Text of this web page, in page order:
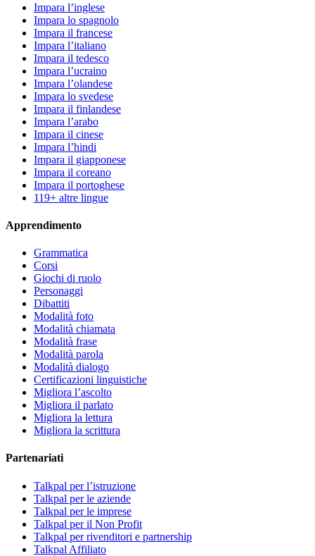
Impara l’inglese
Impara lo spagnolo
Impara il francese
Impara l’italiano
Impara il tedesco
Impara l’ucraino
Impara l’olandese
Impara lo svedese
Impara il finlandese
Impara l’arabo
Impara il cinese
Impara l’hindi
Impara il giapponese
Impara il coreano
Impara il portoghese
119+ altre lingue
Apprendimento
Grammatica
Corsi
Giochi di ruolo
Personaggi
Dibattiti
Modalità foto
Modalità chiamata
Modalità frase
Modalità parola
Modalità dialogo
Certificazioni linguistiche
Migliora l’ascolto
Migliora il parlato
Migliora la lettura
Migliora la scrittura
Partenariati
Talkpal per l’istruzione
Talkpal per le aziende
Talkpal per le imprese
Talkpal per il Non Profit
Talkpal per rivenditori e partnership
Talkpal Affiliato